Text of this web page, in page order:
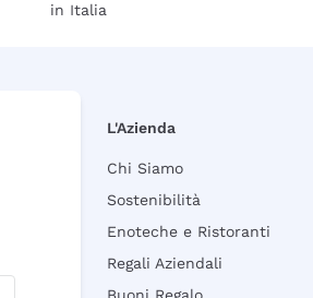
in Italia
L'Azienda
Chi Siamo
Sostenibilità
Enoteche e Ristoranti
Regali Aziendali